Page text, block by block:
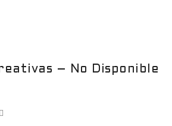
– No Disponible